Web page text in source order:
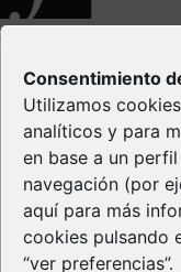
Consentimiento
Utilizamos
analíticos y para
en base a un
navegación (por
aquí para más
cookies pulsando
“ver preferencias”.
© Spri
Aviso Legal
Política de
Política de
Propiedad